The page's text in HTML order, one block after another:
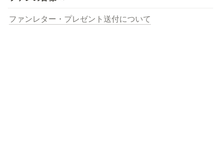
ファンレター・プレゼント送付について